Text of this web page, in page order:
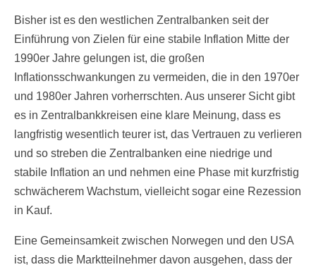
Bisher ist es den westlichen Zentralbanken seit der
Einführung von Zielen für eine stabile Inflation Mitte der
1990er Jahre gelungen ist, die großen
Inflationsschwankungen zu vermeiden, die in den 1970er
und 1980er Jahren vorherrschten. Aus unserer Sicht gibt
es in Zentralbankkreisen eine klare Meinung, dass es
langfristig wesentlich teurer ist, das Vertrauen zu verlieren
und so streben die Zentralbanken eine niedrige und
stabile Inflation an und nehmen eine Phase mit kurzfristig
schwächerem Wachstum, vielleicht sogar eine Rezession
in Kauf.
Eine Gemeinsamkeit zwischen Norwegen und den USA
ist, dass die Marktteilnehmer davon ausgehen, dass der